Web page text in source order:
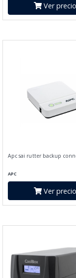
Ver precio
Apc sai rutter backup
APC
Ver precio